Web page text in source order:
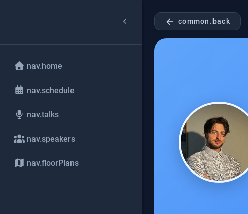
nav.home
nav.schedule
nav.talks
nav.speakers
nav.floorPlans
arrow_back common.back